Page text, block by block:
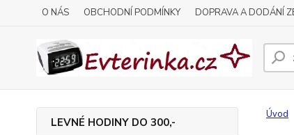
O NÁS OBCHODNÍ PODMÍNKY DOPRAVA A DODÁNÍ
LEVNÉ HODINY DO 300,-
Úvod